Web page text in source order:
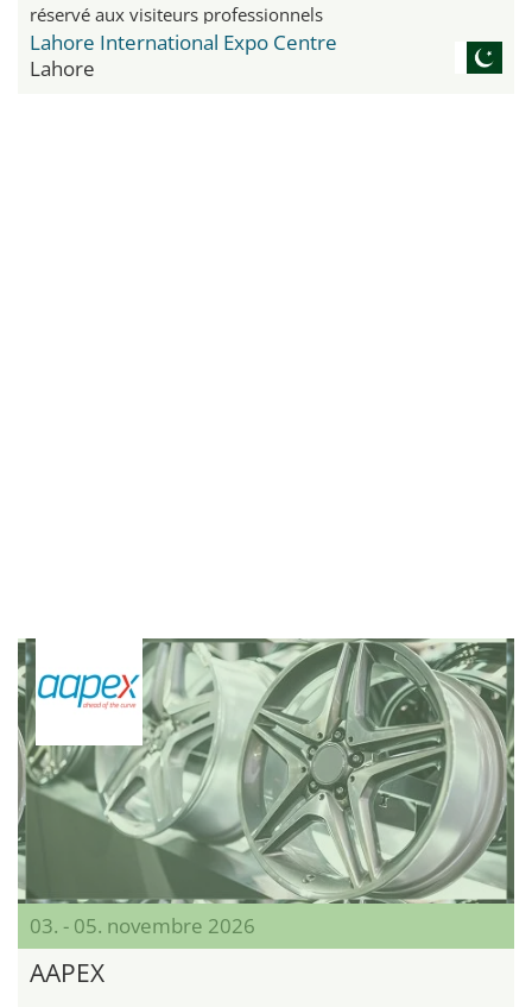
réservé aux visiteurs professionnels
Lahore International Expo Centre
Lahore
03. - 05. novembre 2026
AAPEX